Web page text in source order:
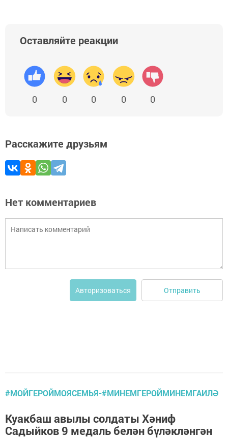
Оставляйте реакции
0 0 0 0 0
Расскажите друзьям
Нет комментариев
Авторизоваться Отправить
#МОЙГЕРОЙМОЯСЕМЬЯ-#МИНЕМГЕРОЙМИНЕМГАИЛӘ
Куакбаш авылы солдаты Хәниф
Садыйков 9 медаль белән бүләкләнгән